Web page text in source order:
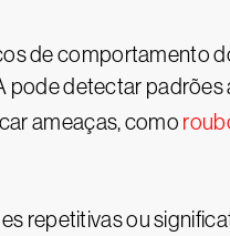
de comportamento
pode detectar
ameaças, como
repetitivas ou